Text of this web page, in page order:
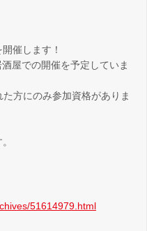
催します！
屋での開催を予定していま
方にのみ参加資格がありま
51614979.html